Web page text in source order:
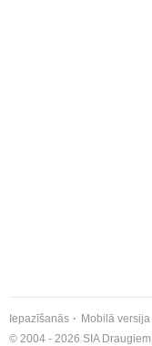
Iepazīšanās Mobilā versija
© 2004 - 2026 SIA Draugiem